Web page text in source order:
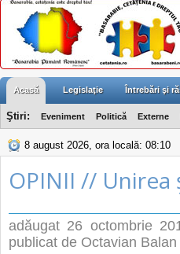
Acasă Legislaţie Întrebări şi
Ştiri: Eveniment Politică Externe
8 august 2026, ora locală: 08:10
OPINII //
adăugat 26 octombrie
publicat de Octavian Balan